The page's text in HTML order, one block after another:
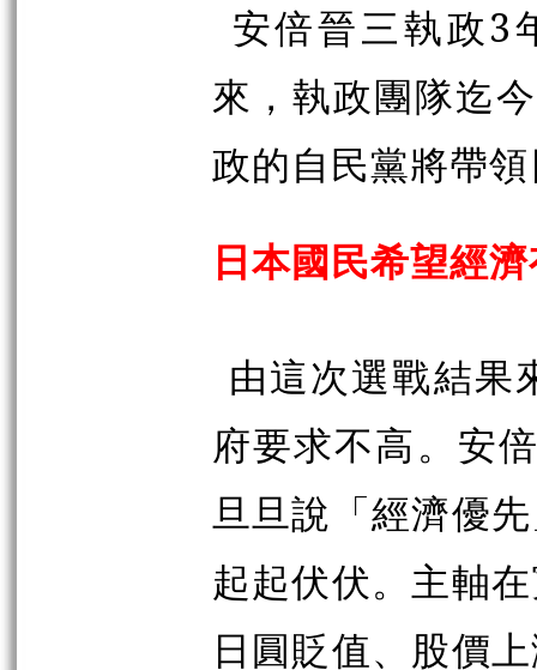
安倍晉三執政3
來，執政團隊迄
政的自民黨將帶
日本國民希望經
由這次選戰結果
府要求不高。安
旦旦說「經濟優
起起伏伏。主軸
日圓貶值、股價